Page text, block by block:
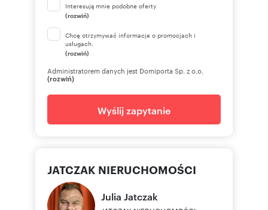
Interesują mnie podobne oferty
(rozwiń)
Chcę otrzymywać informacje o promocjach i
usługach.
(rozwiń)
Administratorem danych jest Domiporta Sp. z o.o.
(rozwiń)
Wyślij zapytanie
JATCZAK NIERUCHOMOŚCI
Julia Jatczak